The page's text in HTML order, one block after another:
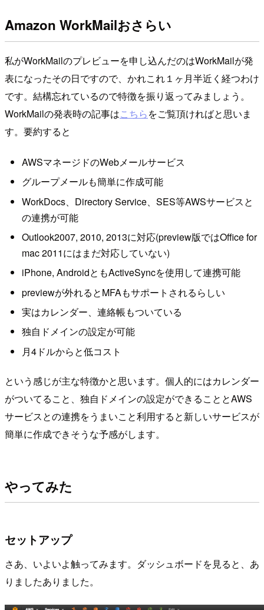
Amazon WorkMailおさらい
私がWorkMailのプレビューを申し込んだのはWorkMailが発
表になったその日ですので、かれこれ１ヶ月半近く経つわけ
です。結構忘れているので特徴を振り返ってみましょう。
WorkMailの発表時の記事はこちらをご覧頂ければと思いま
す。要約すると
AWSマネージドのWebメールサービス
グループメールも簡単に作成可能
WorkDocs、Directory Service、SES等AWSサービスと
の連携が可能
Outlook2007, 2010, 2013に対応(preview版ではOffice for
mac 2011にはまだ対応していない)
iPhone, AndroidともActiveSyncを使用して連携可能
previewが外れるとMFAもサポートされるらしい
実はカレンダー、連絡帳もついている
独自ドメインの設定が可能
月4ドルからと低コスト
という感じが主な特徴かと思います。個人的にはカレンダー
がついてること、独自ドメインの設定ができることとAWS
サービスとの連携をうまいこと利用すると新しいサービスが
簡単に作成できそうな予感がします。
やってみた
セットアップ
さあ、いよいよ触ってみます。ダッシュボードを見ると、あ
りましたありました。